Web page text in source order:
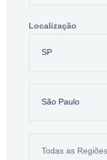
Localização
SP
São Paulo